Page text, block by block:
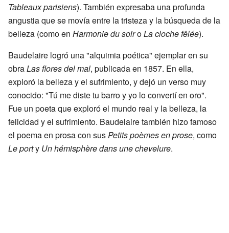
Tableaux parisiens). También expresaba una profunda
angustia que se movía entre la tristeza y la búsqueda de la
belleza (como en Harmonie du soiroLa cloche fêlée).
Baudelaire logró una "alquimia poética" ejemplar en su
obraLas flores del mal, publicada en 1857. En ella,
exploró la belleza y el sufrimiento, y dejó un verso muy
conocido: "Tú me diste tu barro y yo lo convertí en oro".
Fue un poeta que exploró el mundo real y la belleza, la
felicidad y el sufrimiento. Baudelaire también hizo famoso
el poema en prosa con sus Petits poèmes en prose, como
Le porty Un hémisphère dans une chevelure.